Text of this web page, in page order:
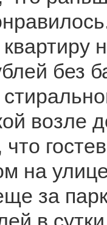
без
возле
что
на
за